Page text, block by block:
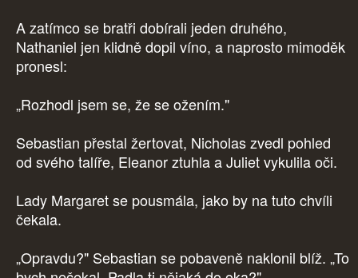
A zatímco se bratři dobírali jeden druhého,
Nathaniel jen klidně dopil víno, a naprosto mimoděk
pronesl:
„Rozhodl jsem se, že se ožením."
Sebastian přestal žertovat, Nicholas zvedl pohled
od svého talíře, Eleanor ztuhla a Juliet vykulila oči.
Lady Margaret se pousmála, jako by na tuto chvíli
čekala.
„Opravdu?" Sebastian se pobaveně naklonil blíž. „To